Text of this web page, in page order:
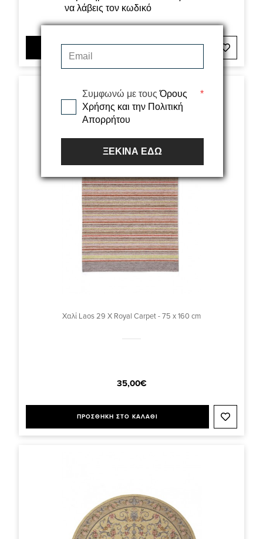
35,00€
ΠΡΟΣΘΗΚΗ ΣΤΟ ΚΑΛΑΘΙ
Χαλί Laos 29 X Royal Carpet - 75 x 160 cm
35,00€
ΠΡΟΣΘΗΚΗ ΣΤΟ ΚΑΛΑΘΙ
να λάβεις τον κωδικό
Συμφωνώ με τουςΌρους
Χρήσης και την Πολιτική
Απορρήτου
*
ΞΕΚΙΝΑ ΕΔΩ